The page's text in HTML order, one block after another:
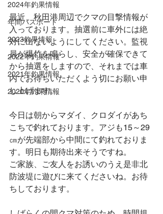
2024年釣果情報
年間パスポート
2023釣果情報
2022年釣果情報
2021年釣果情報
2020年釣果情報
最近、秋田港周辺でクマの目撃情報が
入っております。抽選前に車外には絶
対に出ないようにしてください。監視
員が爆竹を鳴らし、安全が確保できて
から抽選をしますので、それまでは車
内でお待ちいただくよう切にお願い申
し上げます。
今日は朝からマダイ、クロダイがあち
こちで釣れております。アジも15～29
㎝が先端部から中間にて釣れておりま
す。明日も期待出来そうですね。
ご家族、ご友人をお誘いのうえ是非北
防波堤に遊びに来てくださいね。お待
ちしております。